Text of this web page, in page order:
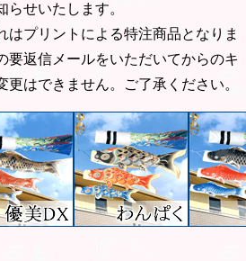
らせいたします。
プリントによる特注商品となりま
要返信メールをいただいてからのキ
更はできません。ご了承ください。